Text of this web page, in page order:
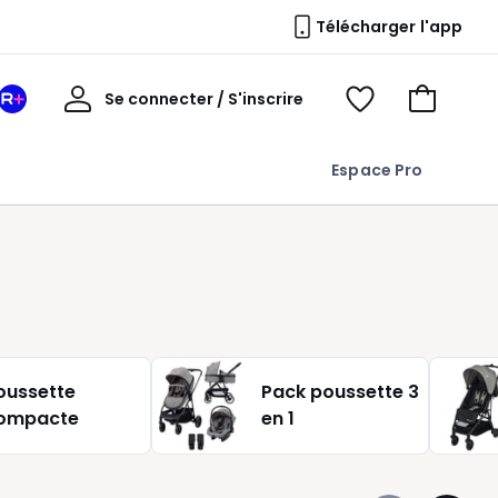
Télécharger l'app
Espace Pro
Mon
Se connecter / S'inscrire
Mon
Voir
Voir
Pack poussette 3
en 1